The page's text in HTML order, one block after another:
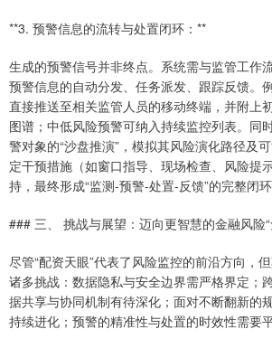
**3. 预警信息的流转与处置闭环：**
生成的预警信号并非终点。系统需与监管工作
预警信息的自动分发、任务派发、跟踪反馈。
直接推送至相关监管人员的移动终端，并附上
图谱；中低风险预警可纳入持续监控列表。同
警对象的“沙盘推演”，模拟其风险演化路径及
定干预措施（如窗口指导、现场检查、风险提
持，最终形成“监测-预警-处置-反馈”的完整闭环
### 三、 挑战与展望：迈向更智慧的金融风险
尽管“配资天眼”代表了风险监控的前沿方向，
诸多挑战：数据隐私与安全边界需严格界定；
据共享与协同机制有待深化；面对不断翻新的
持续进化；预警的精准性与处置的时效性需要平